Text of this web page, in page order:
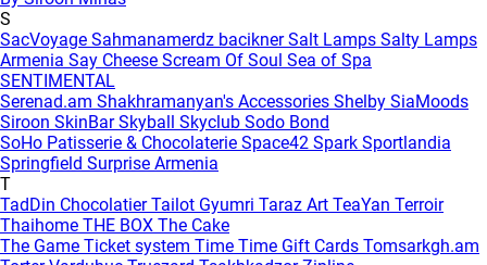
S
SacVoyage Sahmanamerdz baciknerSalt Lamps Salty Lamps
Armenia Say Cheese Scream Of Soul Sea of Spa
SENTIMENTAL
Serenad.am Shakhramanyan's Accessories Shelby SiaMoods
Siroon SkinBarSkyball Skyclub Sodo Bond
SoHo Patisserie & Chocolaterie Space42 Spark Sportlandia
Springfield Surprise Armenia
T
TadDin ChocolatierTailot Gyumri Taraz Art TeaYan Terroir
Thaihome THE BOX The Cake
The Game Ticket system Time Time Gift Cards Tomsarkgh.am